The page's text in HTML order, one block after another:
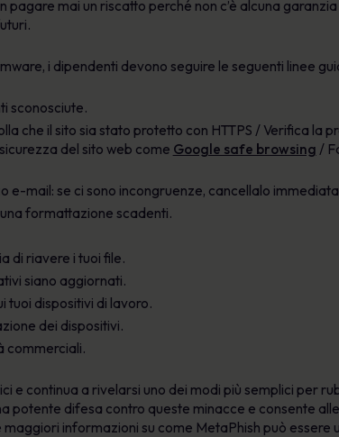
mai un riscatto perché non c’è alcuna
i dipendenti devono seguire le seguenti linee
sconosciute.
che il sito sia stato protetto con HTTPS / Verifica la
del sito web come Google safe browsing /
e-mail: se ci sono incongruenze, cancellalo
formattazione scadenti.
di riavere i tuoi file.
siano aggiornati.
tuoi dispositivi di lavoro.
dei dispositivi.
commerciali.
e continua a rivelarsi uno dei modi più semplici per
potente difesa contro queste minacce e consente
informazioni su come MetaPhish può essere